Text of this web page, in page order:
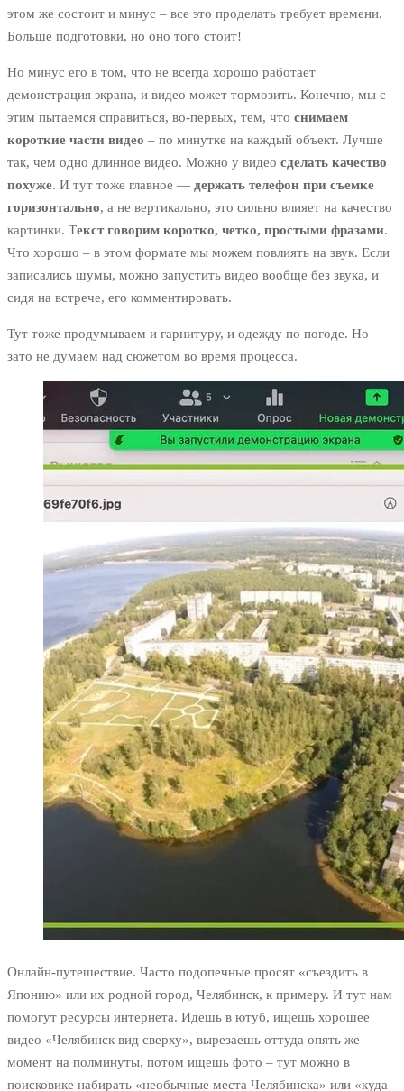
этом же состоит и минус – все это проделать требует времени.
Больше подготовки, но оно того стоит!
Но минус его в том, что не всегда хорошо работает
демонстрация экрана, и видео может тормозить. Конечно, мы с
этим пытаемся справиться, во-первых, тем, что снимаем
короткие части видео – по минутке на каждый объект. Лучше
так, чем одно длинное видео. Можно у видео сделать качество
похуже. И тут тоже главное — держать телефон при съемке
горизонтально, а не вертикально, это сильно влияет на качество
картинки. Текст говорим коротко, четко, простыми фразами.
Что хорошо – в этом формате мы можем повлиять на звук. Если
записались шумы, можно запустить видео вообще без звука, и
сидя на встрече, его комментировать.
Тут тоже продумываем и гарнитуру, и одежду по погоде. Но
зато не думаем над сюжетом во время процесса.
Онлайн-путешествие. Часто подопечные просят «съездить в
Японию» или их родной город, Челябинск, к примеру. И тут нам
помогут ресурсы интернета. Идешь в ютуб, ищешь хорошее
видео «Челябинск вид сверху», вырезаешь оттуда опять же
момент на полминуты, потом ищешь фото – тут можно в
поисковике набирать «необычные места Челябинска» или «куда